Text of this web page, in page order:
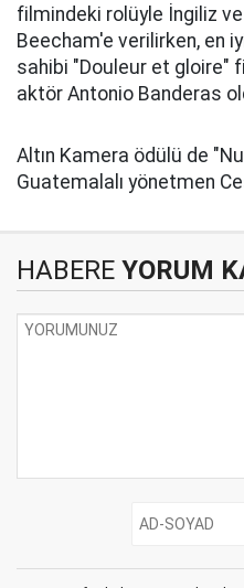
filmindeki rolüyle İngiliz
Beecham'e verilirken, en
sahibi "Douleur et gloire"
aktör Antonio Banderas
Altın Kamera ödülü de
Guatemalalı yönetmen
HABERE YORUM